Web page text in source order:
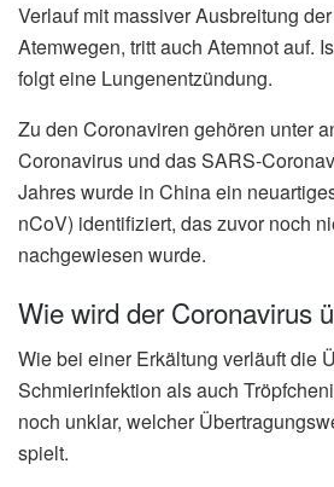
Verlauf mit massiver Ausbreitung
Atemwegen, tritt auch Atemnot auf.
folgt eine Lungenentzündung.
Zu den Coronaviren gehören unter
Coronavirus und das SARS-
Jahres wurde in China ein
nCoV) identifiziert, das zuvor noch
nachgewiesen wurde.
Wie wird der Coronavirus
Wie bei einer Erkältung verläuft die
Schmierinfektion als auch
noch unklar, welcher
spielt.